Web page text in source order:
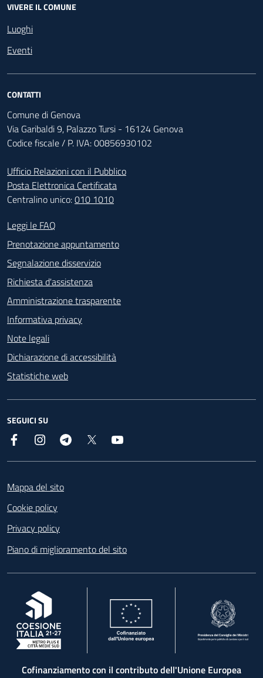
VIVERE IL COMUNE
Luoghi
Eventi
CONTATTI
Comune di Genova
Via Garibaldi 9, Palazzo Tursi - 16124 Genova
Codice fiscale / P. IVA: 00856930102
Ufficio Relazioni con il Pubblico
Posta Elettronica Certificata
Centralino unico:010 1010
Footer - Contatti
Leggi le FAQ
Prenotazione appuntamento
Segnalazione disservizio
Richiesta d'assistenza
Amministrazione trasparente
Informativa privacy
Note legali
Dichiarazione di accessibilità
Statistiche web
SEGUICI SU
Facebook InstagramTelegram
Mappa del sito
Cookie policy
Privacy policy
Piano di miglioramento del sito
, apre in una nuova scheda
Cofinanziamento con il contributo dell'Unione Europea